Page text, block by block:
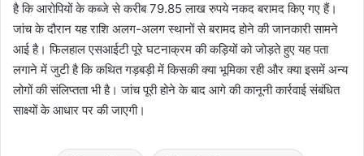
है कि आरोपियों के कब्जे से करीब 79.85 लाख रुपये नकद बरामद किए गए हैं।
जांच के दौरान यह राशि अलग-अलग स्थानों से बरामद होने की जानकारी सामने
आई है। फिलहाल एसआईटी पूरे घटनाक्रम की कड़ियों को जोड़ते हुए यह पता
लगाने में जुटी है कि कथित गड़बड़ी में किसकी क्या भूमिका रही और क्या इसमें अन्य
लोगों की संलिप्तता भी है। जांच पूरी होने के बाद आगे की कानूनी कार्रवाई संबंधित
साक्ष्यों के आधार पर की जाएगी।